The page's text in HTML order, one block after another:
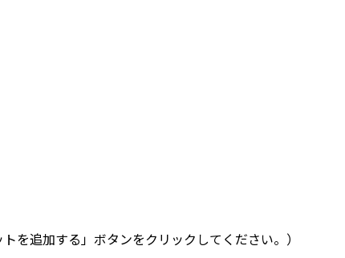
を追加する」ボタンをクリックしてください。）